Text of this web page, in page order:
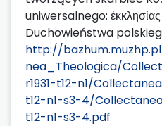
uniwersalnego: ἐκκλησίας
Duchowieństwa
http://
nea_Theologica/
r1931-t12-n1/
t12-n1-s3-4/
t12-n1-s3-4.pdf